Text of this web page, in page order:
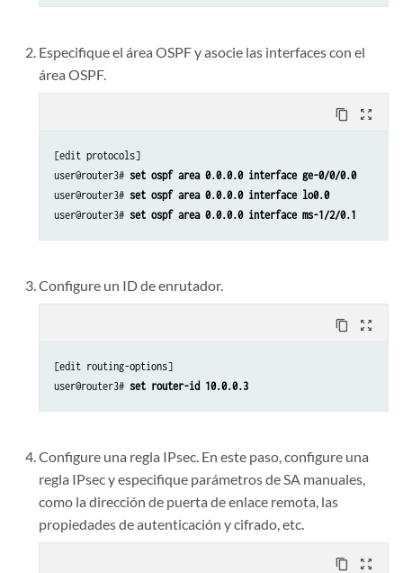
Especifique el área OSPF y asocie las interfaces con el
área OSPF.
content_copy zoom_out_map
[edit protocols]
user@router3# set ospf area 0.0.0.0 interface ge-0/0/0.0
user@router3# set ospf area 0.0.0.0 interface lo0.0
user@router3# set ospf area 0.0.0.0 interface ms-1/2/0.1
Configure un ID de enrutador.
content_copy zoom_out_map
[edit routing-options]
user@router3# set router-id 10.0.0.3
Configure una regla IPsec. En este paso, configure una
regla IPsec y especifique parámetros de SA manuales,
como la dirección de puerta de enlace remota, las
propiedades de autenticación y cifrado, etc.
content_copy zoom_out_map